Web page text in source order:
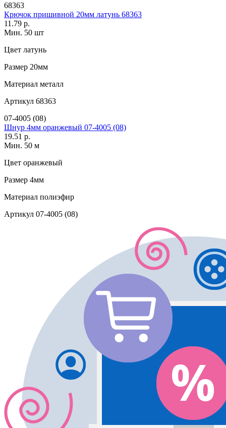
68363
Крючок пришивной 20мм латунь 68363
11.79 р.
Мин. 50 шт
Цвет латунь
Размер 20мм
Материал металл
Артикул 68363
07-4005 (08)
Шнур 4мм оранжевый 07-4005 (08)
19.51 р.
Мин. 50 м
Цвет оранжевый
Размер 4мм
Материал полиэфир
Артикул 07-4005 (08)